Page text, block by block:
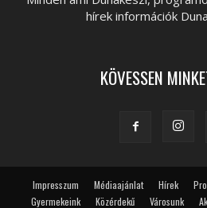
hírek információk
KÖVESSEN
Impresszum Médiaajánlat Hírek
Gyermekeink
Közérdekű Városunk